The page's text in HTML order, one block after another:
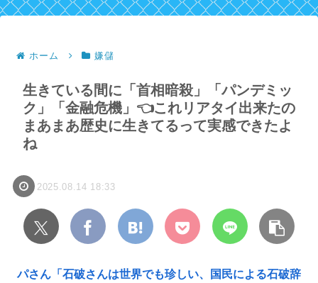
ホーム 嫌儲
生きている間に「首相暗殺」「パンデミッ
ク」「金融危機」👈これリアタイ出来たの
まあまあ歴史に生きてるって実感できたよ
ね
2025.08.14 18:33
パさん「石破さんは世界でも珍しい、国民による石破辞